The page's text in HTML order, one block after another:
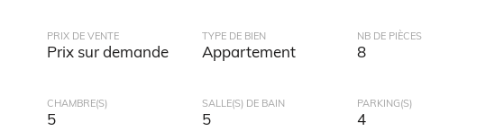
PRIX DE VENTE
Prix sur demande
TYPE DE BIEN
Appartement
NB DE PIÈCES
8
CHAMBRE(S)
5
SALLE(S) DE BAIN
5
PARKING(S)
4